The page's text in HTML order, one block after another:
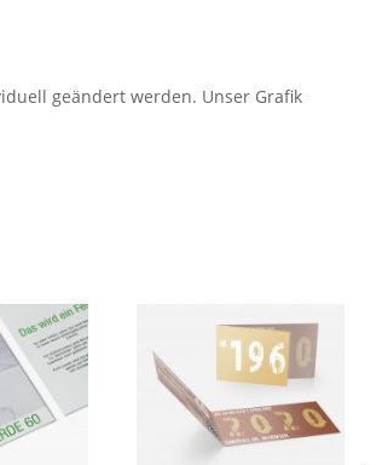
geändert werden. Unser Grafik